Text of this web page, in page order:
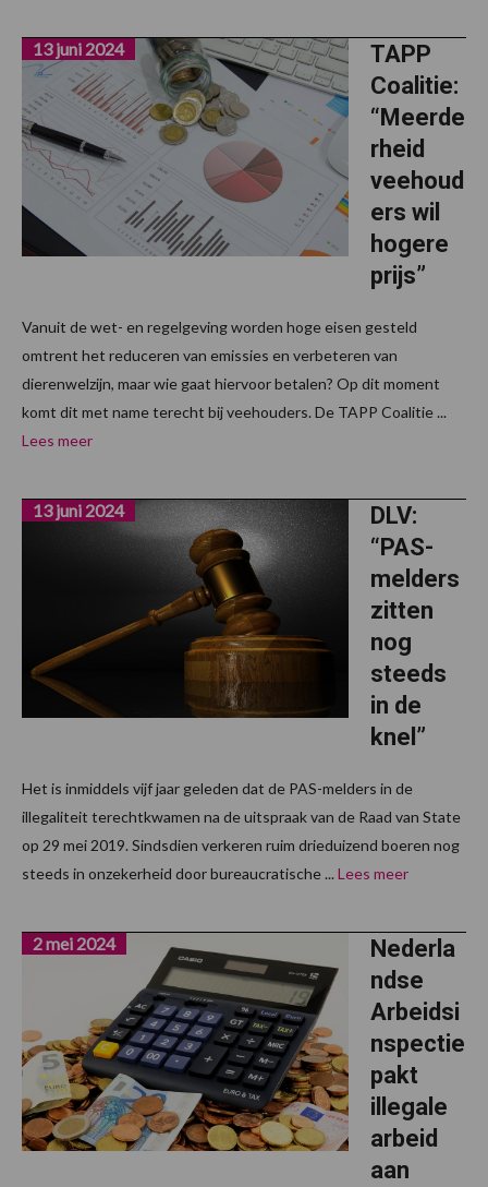
TAPP
Coalitie:
“Meerde
rheid
veehoud
ers wil
hogere
prijs”
13 juni 2024
Vanuit de wet- en regelgeving worden hoge eisen gesteld
omtrent het reduceren van emissies en verbeteren van
dierenwelzijn, maar wie gaat hiervoor betalen? Op dit moment
komt dit met name terecht bij veehouders. De TAPP Coalitie ...
Lees meer
DLV:
“PAS-
melders
zitten
nog
steeds
in de
knel”
13 juni 2024
Het is inmiddels vijf jaar geleden dat de PAS-melders in de
illegaliteit terechtkwamen na de uitspraak van de Raad van State
op 29 mei 2019. Sindsdien verkeren ruim drieduizend boeren nog
steeds in onzekerheid door bureaucratische ... Lees meer
Nederla
ndse
Arbeidsi
nspectie
pakt
illegale
arbeid
aan
2 mei 2024